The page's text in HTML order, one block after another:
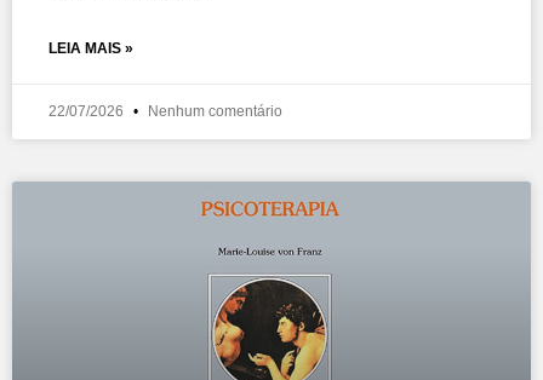
LEIA MAIS »
22/07/2026 Nenhum comentário